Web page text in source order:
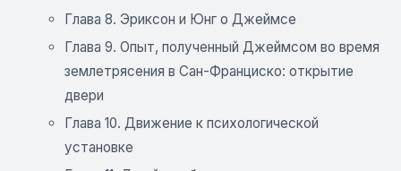
Глава 8. Эриксон и Юнг о Джеймсе
Глава 9. Опыт, полученный Джеймсом во время
землетрясения в Сан-Франциско: открытие
двери
Глава 10. Движение к психологической
установке